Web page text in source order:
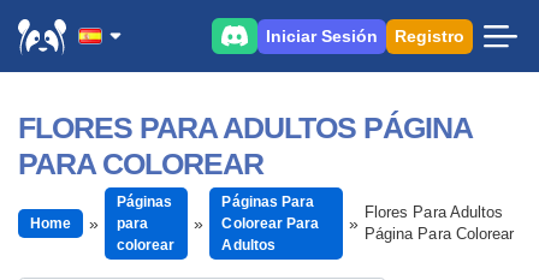
Iniciar Sesión Registro
FLORES PARA ADULTOS PÁGINA
PARA COLOREAR
Home
Páginas
para
colorear
Páginas Para
Colorear Para
Adultos
Flores Para Adultos
Página Para Colorear